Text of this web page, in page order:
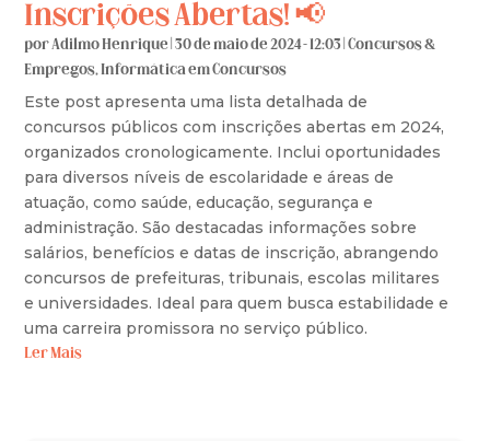
Inscrições Abertas! 📢
porAdilmo Henrique|30 de maio de 2024 - 12:03|Concursos &
Empregos,Informática em Concursos
Este post apresenta uma lista detalhada de
concursos públicos com inscrições abertas em 2024,
organizados cronologicamente. Inclui oportunidades
para diversos níveis de escolaridade e áreas de
atuação, como saúde, educação, segurança e
administração. São destacadas informações sobre
salários, benefícios e datas de inscrição, abrangendo
concursos de prefeituras, tribunais, escolas militares
e universidades. Ideal para quem busca estabilidade e
uma carreira promissora no serviço público.
Ler Mais